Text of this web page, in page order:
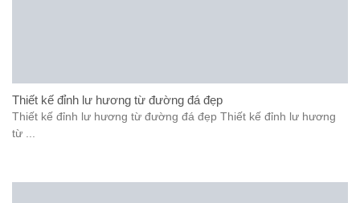
Thiết kế đỉnh lư hương từ đường đá đẹp
Thiết kế đỉnh lư hương từ đường đá đẹp Thiết kế đỉnh lư hương
từ ...